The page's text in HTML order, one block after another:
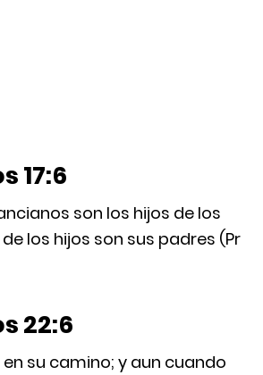
17:6
son los hijos de los
los hijos son sus padres (Pr
22:6
su camino; y aun cuando